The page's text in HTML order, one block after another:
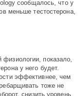
сообщалось, что у
меньше тестостерона,
показало,
у него будет.
эффективнее, чем
тоже не
снизить уровень